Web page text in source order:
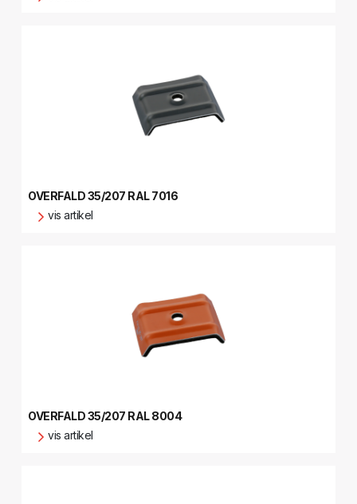
OVERFALD 35/207 RAL 7016
vis artikel
OVERFALD 35/207 RAL 8004
vis artikel